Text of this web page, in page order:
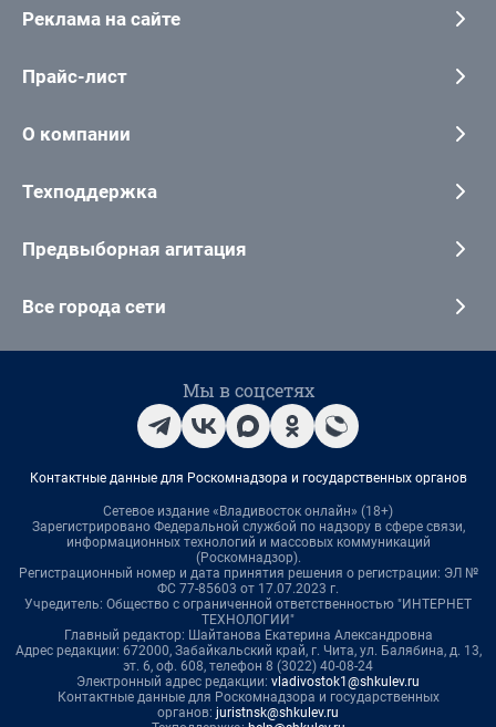
Реклама на сайте
Прайс-лист
О компании
Техподдержка
Предвыборная агитация
Все города сети
Мы в соцсетях
Контактные данные для Роскомнадзора и государственных органов
Сетевое издание «Владивосток онлайн» (18+)
Зарегистрировано Федеральной службой по надзору в сфере связи,
информационных технологий и массовых коммуникаций
(Роскомнадзор).
Регистрационный номер и дата принятия решения о регистрации: ЭЛ №
ФС 77-85603 от 17.07.2023 г.
Учредитель: Общество с ограниченной ответственностью "ИНТЕРНЕТ
ТЕХНОЛОГИИ"
Главный редактор: Шайтанова Екатерина Александровна
Адрес редакции: 672000, Забайкальский край, г. Чита, ул. Балябина, д. 13,
эт. 6, оф. 608, телефон 8 (3022) 40-08-24
Электронный адрес редакции: vladivostok1@shkulev.ru
Контактные данные для Роскомнадзора и государственных
органов: juristnsk@shkulev.ru